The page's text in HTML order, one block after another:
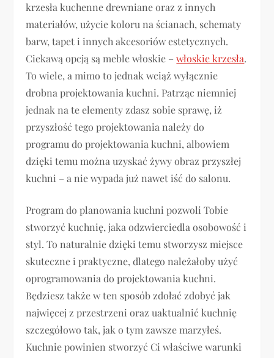
krzesła kuchenne drewniane oraz z innych
materiałów, użycie koloru na ścianach, schematy
barw, tapet i innych akcesoriów estetycznych.
Ciekawą opcją są meble włoskie –włoskie krzesła.
To wiele, a mimo to jednak wciąż wyłącznie
drobna projektowania kuchni. Patrząc niemniej
jednak na te elementy zdasz sobie sprawę, iż
przyszłość tego projektowania należy do
programu do projektowania kuchni, albowiem
dzięki temu można uzyskać żywy obraz przyszłej
kuchni – a nie wypada już nawet iść do salonu.
Program do planowania kuchni pozwoli Tobie
stworzyć kuchnię, jaka odzwierciedla osobowość i
styl. To naturalnie dzięki temu stworzysz miejsce
skuteczne i praktyczne, dlatego należałoby użyć
oprogramowania do projektowania kuchni.
Będziesz także w ten sposób zdołać zdobyć jak
najwięcej z przestrzeni oraz uaktualnić kuchnię
szczegółowo tak, jak o tym zawsze marzyłeś.
Kuchnie powinien stworzyć Ci właściwe warunki